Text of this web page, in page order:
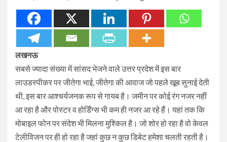
लखनऊ
सबसे ज्यादा संख्या में सांसद भेजने वाले उत्तर प्रदेश में इस बार
लाउडस्पीकर पर जीतेगा भाई, जीतेगा की आवाज जो पहले खूब सुनाई देती
थी, इस बार आश्चर्यजनक रूप से गायब है। जमीन पर कोई रंग नजर नहीं
आ रहा है और पोस्टर व होर्डिंग्स भी कम ही नजर आ रहे हैं। यहां तक कि
मोबाइल फोन पर संदेश भी मिलना मुश्किल है। जो शोर हो रहा है वो केवल
टेलीविजन पर ही हो रहा है जहां कुछ न कुछ डिबेट हमेशा चलती रहती है।